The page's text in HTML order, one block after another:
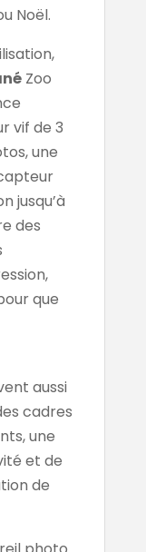
Noël.
Zoo
vif de 3
une
jusqu’à
des
que
aussi
cadres
une
et de
de